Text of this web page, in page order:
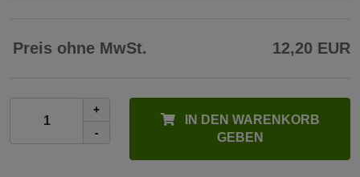
Preis ohne MwSt. 12,20 EUR
+
-
IN DEN WARENKORB
GEBEN